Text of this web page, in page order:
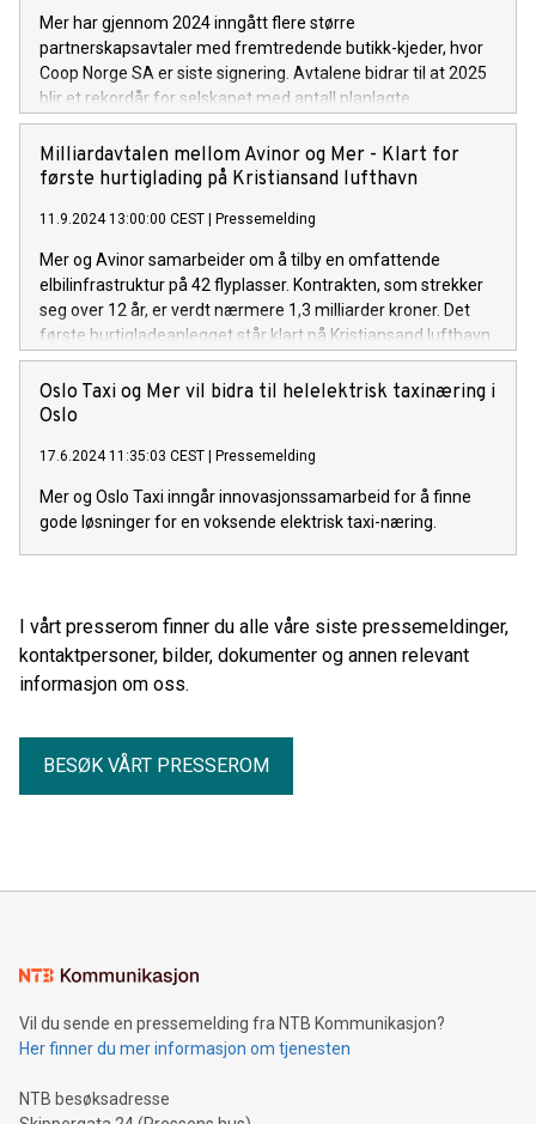
Mer har gjennom 2024 inngått flere større
partnerskapsavtaler med fremtredende butikk-kjeder, hvor
Coop Norge SA er siste signering. Avtalene bidrar til at 2025
blir et rekordår for selskapet med antall planlagte
utbygginger av ladestasjoner.
Milliardavtalen mellom Avinor og Mer - Klart for
første hurtiglading på Kristiansand lufthavn
11.9.2024 13:00:00 CEST | Pressemelding
Mer og Avinor samarbeider om å tilby en omfattende
elbilinfrastruktur på 42 flyplasser. Kontrakten, som strekker
seg over 12 år, er verdt nærmere 1,3 milliarder kroner. Det
første hurtigladeanlegget står klart på Kristiansand lufthavn
i september.
Oslo Taxi og Mer vil bidra til helelektrisk taxinæring i
Oslo
17.6.2024 11:35:03 CEST | Pressemelding
Mer og Oslo Taxi inngår innovasjonssamarbeid for å finne
gode løsninger for en voksende elektrisk taxi-næring.
I vårt presserom finner du alle våre siste pressemeldinger,
kontaktpersoner, bilder, dokumenter og annen relevant
informasjon om oss.
BESØK VÅRT PRESSEROM
Vil du sende en pressemelding fra NTB Kommunikasjon?
Her finner du mer informasjon om tjenesten
NTB besøksadresse